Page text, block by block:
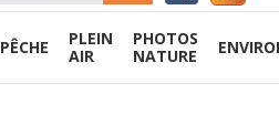
PÊCHE
PLEIN
AIR
PHOTOS
NATURE